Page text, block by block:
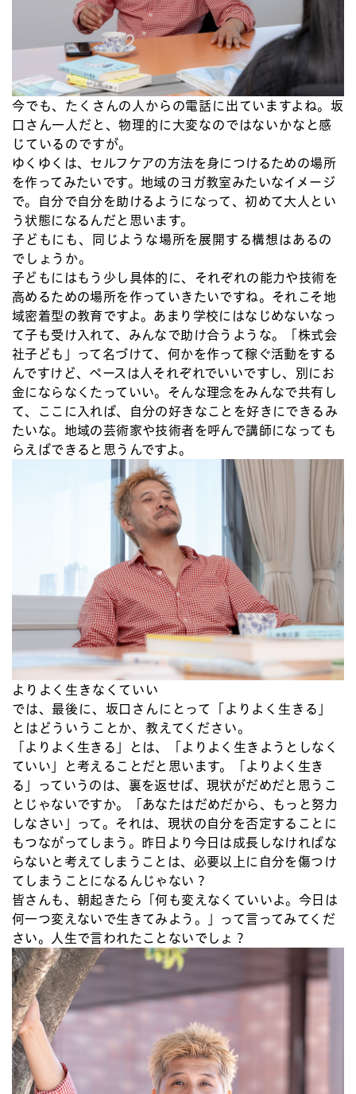
今でも、たくさんの人からの電話に出ていますよね。坂
口さん一人だと、物理的に大変なのではないかなと感
じているのですが。
ゆくゆくは、セルフケアの方法を身につけるための場所
を作ってみたいです。地域のヨガ教室みたいなイメージ
で。自分で自分を助けるようになって、初めて大人とい
う状態になるんだと思います。
子どもにも、同じような場所を展開する構想はあるの
でしょうか。
子どもにはもう少し具体的に、それぞれの能力や技術を
高めるための場所を作っていきたいですね。それこそ地
域密着型の教育ですよ。あまり学校にはなじめないなっ
て子も受け入れて、みんなで助け合うような。「株式会
社子ども」って名づけて、何かを作って稼ぐ活動をする
んですけど、ペースは人それぞれでいいですし、別にお
金にならなくたっていい。そんな理念をみんなで共有し
て、ここに入れば、自分の好きなことを好きにできるみ
たいな。地域の芸術家や技術者を呼んで講師になっても
らえばできると思うんですよ。
よりよく生きなくていい
では、最後に、坂口さんにとって「よりよく生きる」
とはどういうことか、教えてください。
「よりよく生きる」とは、「よりよく生きようとしなく
ていい」と考えることだと思います。「よりよく生き
る」っていうのは、裏を返せば、現状がだめだと思うこ
とじゃないですか。「あなたはだめだから、もっと努力
しなさい」って。それは、現状の自分を否定することに
もつながってしまう。昨日より今日は成長しなければな
らないと考えてしまうことは、必要以上に自分を傷つけ
てしまうことになるんじゃない？
皆さんも、朝起きたら「何も変えなくていいよ。今日は
何一つ変えないで生きてみよう。」って言ってみてくだ
さい。人生で言われたことないでしょ？